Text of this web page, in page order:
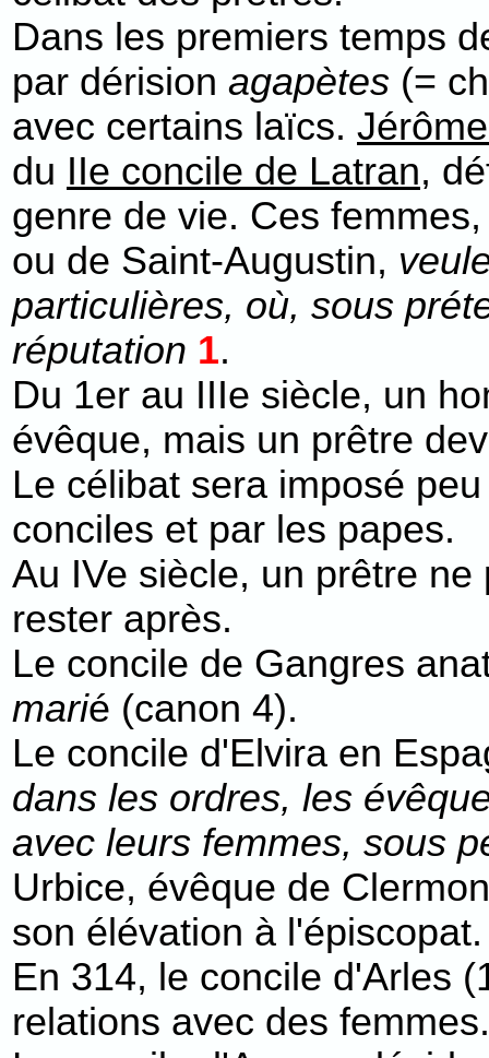
Dans les premiers temps
par dérision agapètes (=
avec certains laïcs.
du IIe concile de Latran,
genre de vie. Ces
ou de Saint-Augustin,
particulières, où, sous
réputation 1.
Du 1er au IIIe siècle, un
évêque, mais un prêtre
Le célibat sera imposé
conciles et par les papes.
Au IVe siècle, un prêtre
rester après.
Le concile de Gangres
marié (canon 4).
Le concile d'Elvira en
dans les ordres, les
avec leurs femmes, sous
Urbice, évêque de
son élévation à l'épiscopat.
En 314, le concile d'Arles
relations avec des femmes.